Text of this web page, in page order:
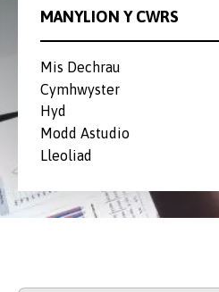
MANYLION Y CWRS
Mis Dechrau
Cymhwyster
Hyd
Modd Astudio
Lleoliad